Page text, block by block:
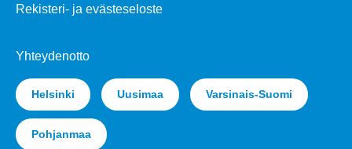
Rekisteri- ja evästeseloste
Yhteydenotto
Helsinki Uusimaa Varsinais-Suomi
Pohjanmaa